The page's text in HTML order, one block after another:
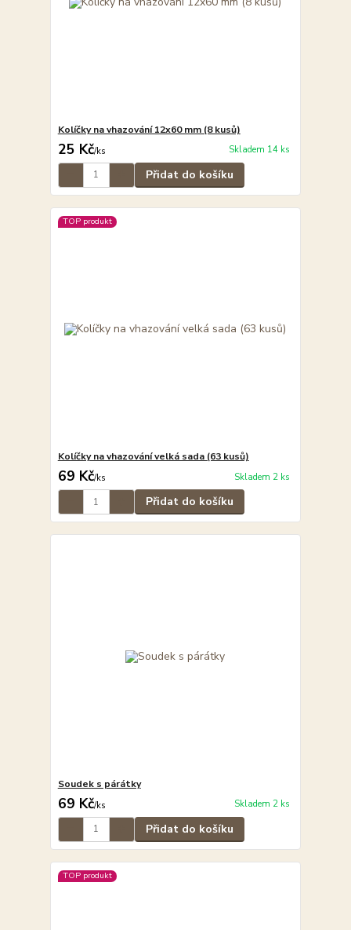
Kolíčky na vhazování 12x60 mm (8 kusů)
25 Kč/ks Skladem 14 ks
Přidat do košíku
TOP produkt
Kolíčky na vhazování velká sada (63 kusů)
69 Kč/ks Skladem 2 ks
Přidat do košíku
Soudek s párátky
69 Kč/ks Skladem 2 ks
Přidat do košíku
TOP produkt